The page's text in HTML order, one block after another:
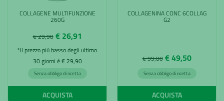
COLLAGENE MULTIFUNZIONE
260G
€ 29,90 € 26,91
*Il prezzo più basso degli ultimo
30 giorni è € 29,90
Senza obbligo di ricetta
ACQUISTA
COLLAGENINA CONC 6COLLAG
G2
€ 99,00 € 49,50
Senza obbligo di ricetta
ACQUISTA